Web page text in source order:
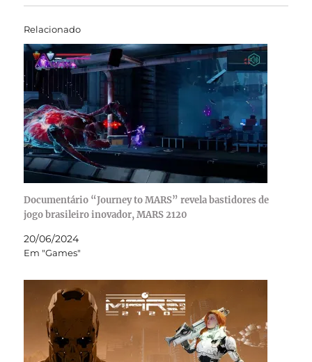
Relacionado
Documentário “Journey to MARS” revela bastidores de
jogo brasileiro inovador, MARS 2120
20/06/2024
Em "Games"